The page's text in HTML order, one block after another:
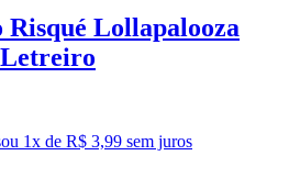
Lollapalooza
ou 1x de R$ 3,99 sem juros